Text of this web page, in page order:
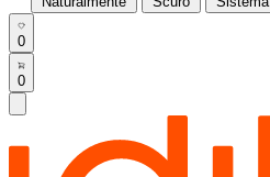
0
0